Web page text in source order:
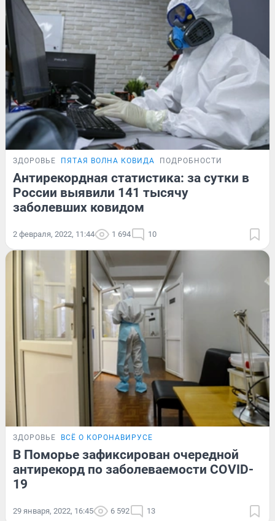
ЗДОРОВЬЕ ПЯТАЯ ВОЛНА КОВИДА ПОДРОБНОСТИ
Антирекордная статистика: за сутки в
России выявили 141 тысячу
заболевших ковидом
2 февраля, 2022, 11:44 1 694 10
ЗДОРОВЬЕ ВСЁ О КОРОНАВИРУСЕ
В Поморье зафиксирован очередной
антирекорд по заболеваемости COVID-
19
29 января, 2022, 16:45 6 592 13